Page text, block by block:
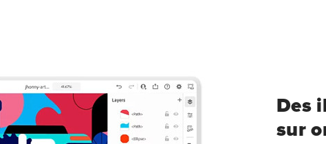
Des
sur